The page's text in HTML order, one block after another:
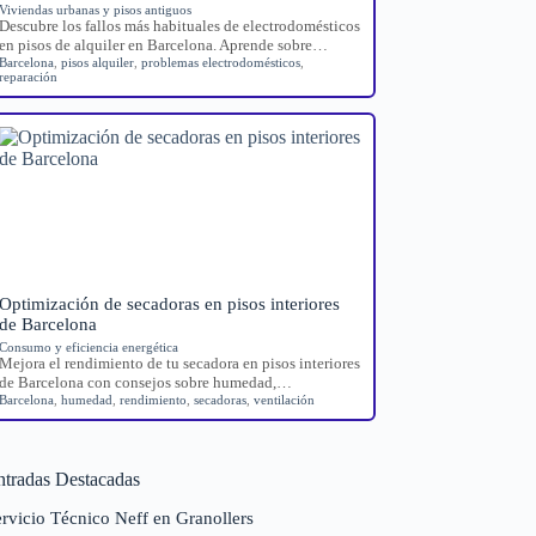
Viviendas urbanas y pisos antiguos
Descubre los fallos más habituales de electrodomésticos
en pisos de alquiler en Barcelona. Aprende sobre…
Barcelona ,pisos alquiler ,problemas electrodomésticos
reparación
Optimización de secadoras en pisos interiores
de Barcelona
Consumo y eficiencia energética
Mejora el rendimiento de tu secadora en pisos interiores
de Barcelona con consejos sobre humedad,…
Barcelona ,humedad ,rendimiento ,secadoras ,ventilación
Destacadas
Técnico Neff en Granollers